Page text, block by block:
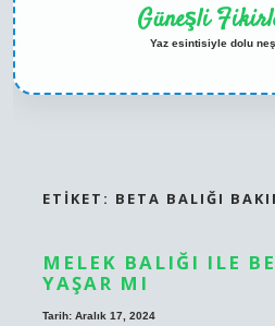
Güneşli
Yaz esintisiyle dolu
ETIKET: BETA BALIĞI
MELEK BALIĞI ILE
YAŞAR MI
Tarih: Aralık 17, 2024